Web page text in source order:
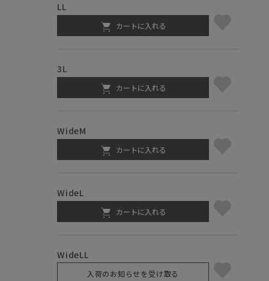
LL
カートに入れる
3L
カートに入れる
WideM
カートに入れる
WideL
カートに入れる
WideLL
入荷のお知らせを受け取る